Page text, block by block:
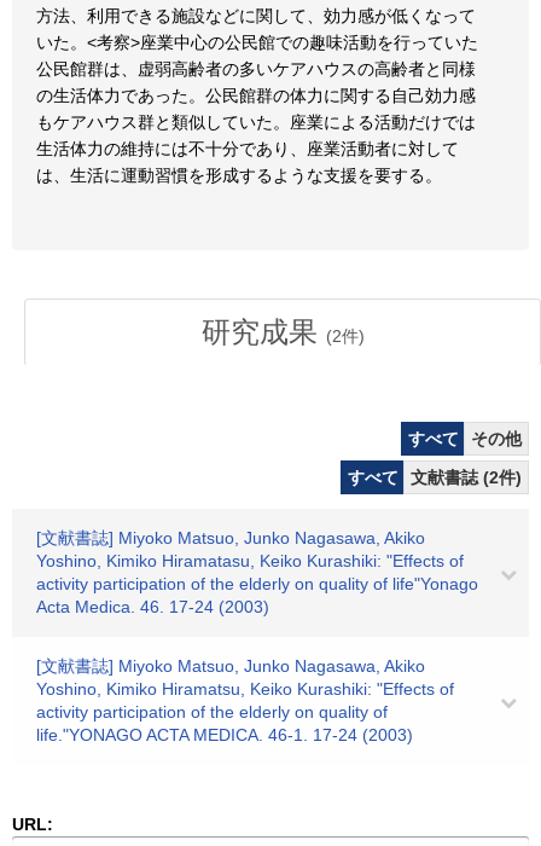
方法、利用できる施設などに関して、効力感が低くなって
いた。<考察>座業中心の公民館での趣味活動を行っていた
公民館群は、虚弱高齢者の多いケアハウスの高齢者と同様
の生活体力であった。公民館群の体力に関する自己効力感
もケアハウス群と類似していた。座業による活動だけでは
生活体力の維持には不十分であり、座業活動者に対して
は、生活に運動習慣を形成するような支援を要する。
研究成果 (2件)
すべて
その他
すべて
文献書誌 (2件)
[文献書誌] Miyoko Matsuo, Junko Nagasawa, Akiko
Yoshino, Kimiko Hiramatasu, Keiko Kurashiki: "Effects of
activity participation of the elderly on quality of life"Yonago
Acta Medica. 46. 17-24 (2003)
[文献書誌] Miyoko Matsuo, Junko Nagasawa, Akiko
Yoshino, Kimiko Hiramatsu, Keiko Kurashiki: "Effects of
activity participation of the elderly on quality of
life."YONAGO ACTA MEDICA. 46-1. 17-24 (2003)
URL: